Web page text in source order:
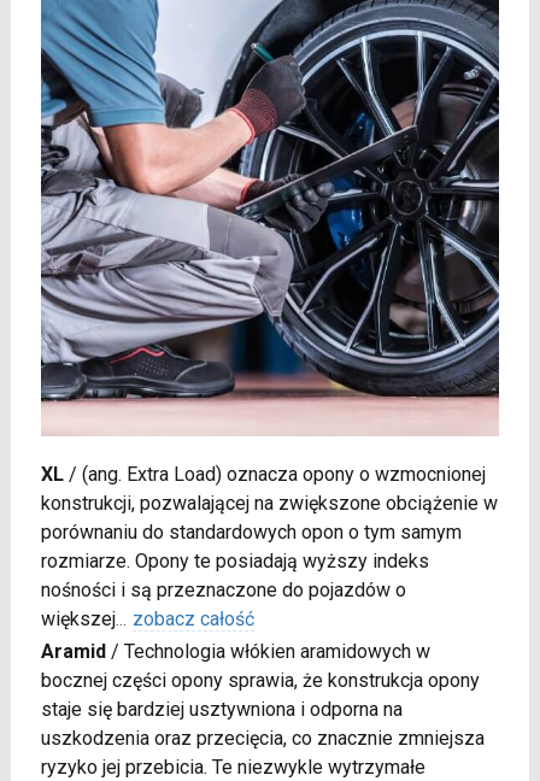
XL/ (ang. Extra Load) oznacza opony o wzmocnionej
konstrukcji, pozwalającej na zwiększone obciążenie w
porównaniu do standardowych opon o tym samym
rozmiarze. Opony te posiadają wyższy indeks
nośności i są przeznaczone do pojazdów o
większej... zobacz całość
Aramid / Technologia włókien aramidowych w
bocznej części opony sprawia, że konstrukcja opony
staje się bardziej usztywniona i odporna na
uszkodzenia oraz przecięcia, co znacznie zmniejsza
ryzyko jej przebicia. Te niezwykle wytrzymałe